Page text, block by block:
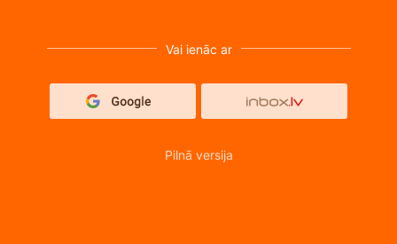
Vai ienāc ar
Pilnā versija